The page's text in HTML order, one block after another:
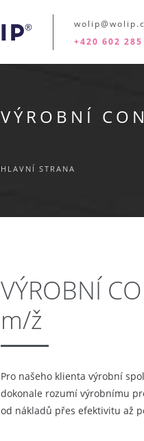
+420 602 285
VÝROBNÍ
HLAVNÍ STRANA
VÝROBNÍ
m/ž
Pro našeho klienta výrobní
dokonale rozumí výrobnímu
od nákladů přes efektivitu až